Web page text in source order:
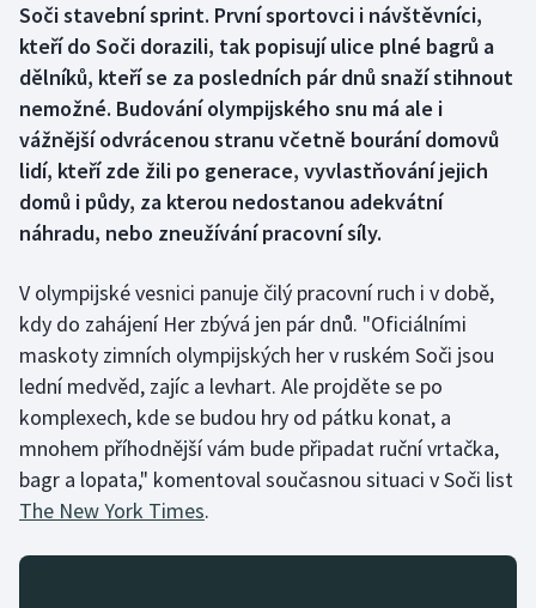
Curling
Dostihy
Florbal
Futsal
Golf
Gymnastika
Házená
Jezdectví
Judo
Soči stavební sprint. První sportovci i návštěvníci,
kteří do Soči dorazili, tak popisují ulice plné bagrů a
dělníků, kteří se za posledních pár dnů snaží stihnout
nemožné. Budování olympijského snu má ale i
vážnější odvrácenou stranu včetně bourání domovů
lidí, kteří zde žili po generace, vyvlastňování jejich
domů i půdy, za kterou nedostanou adekvátní
náhradu, nebo zneužívání pracovní síly.
V olympijské vesnici panuje čilý pracovní ruch i v době,
kdy do zahájení Her zbývá jen pár dnů. "Oficiálními
maskoty zimních olympijských her v ruském Soči jsou
lední medvěd, zajíc a levhart. Ale projděte se po
komplexech, kde se budou hry od pátku konat, a
mnohem příhodnější vám bude připadat ruční vrtačka,
bagr a lopata," komentoval současnou situaci v Soči list
The New York Times.